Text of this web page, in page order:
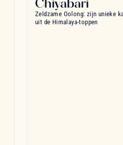
Chiyabari
Zeldzame Oolong: zijn unieke
uit de Himalaya-toppen